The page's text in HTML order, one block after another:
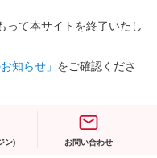
って本サイトを終了いたし
知らせ」 をご確認くださ
ン) お問い合わせ